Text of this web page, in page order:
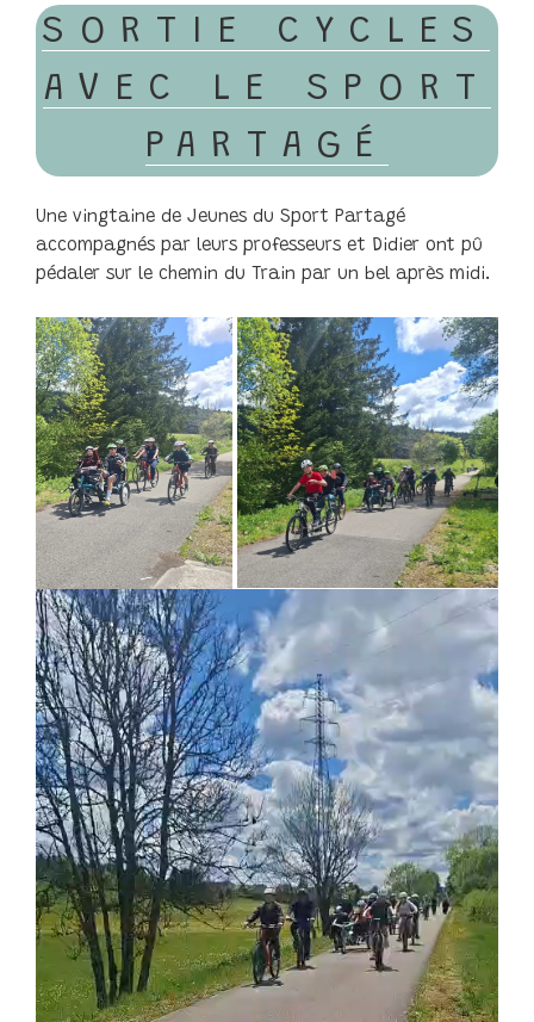
LE
SORTIE CYCLES
AVEC LE SPORT
PARTAGÉ
Une vingtaine de Jeunes du Sport Partagé
accompagnés par leurs professeurs et Didier ont pû
pédaler sur le chemin du Train par un bel après midi.